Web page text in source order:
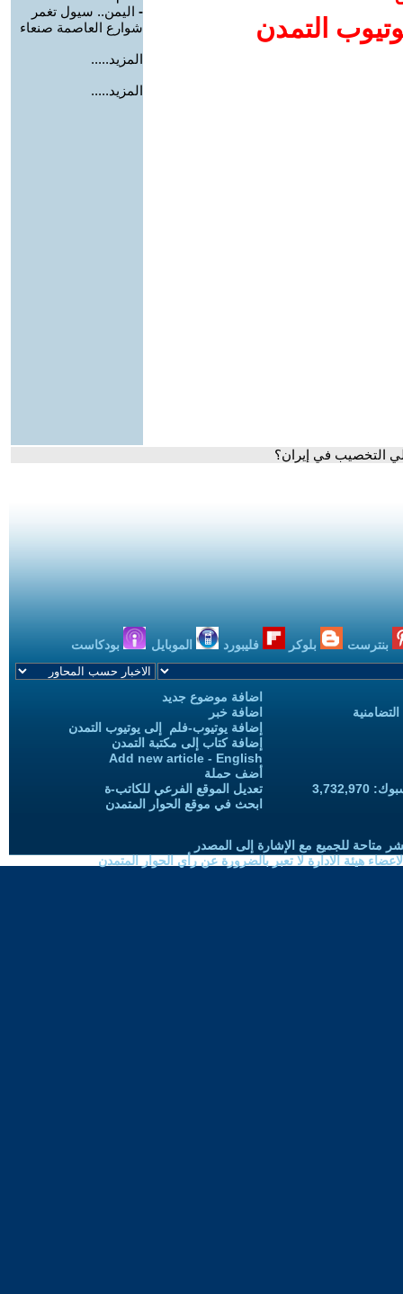
التمدن
- اليمن.. سيول تغمر
شوارع العاصمة صنعاء
المزيد.....
المزيد.....
التخصيب في إيران؟
بنترست بلوكر فليبورد الموبايل بودكاست
اضافة موضوع جديد
اضافة خبر
إضافة يوتيوب-فلم إلى يوتيوب التمدن
إضافة كتاب إلى مكتبة التمدن
Add new article - English
أضف حملة
تعديل الموقع الفرعي للكاتب-ة
ابحث في موقع الحوار المتمدن
متاحة للجميع مع الإشارة إلى المصدر
هيئة الادارة لا تعبر بالضرورة عن رأي الحوار المتمدن